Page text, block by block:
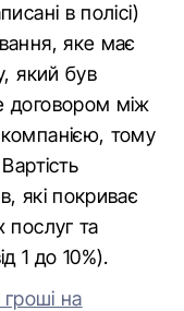
в полісі)
яке має
який був
договором між
тому
які покриває
послуг та
1 до 10%).
на